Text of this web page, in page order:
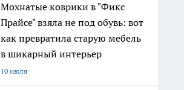
Мохнатые коврики в "Фикс
Прайсе" взяла не под обувь: вот
как превратила старую мебель
в шикарный интерьер
10 июля